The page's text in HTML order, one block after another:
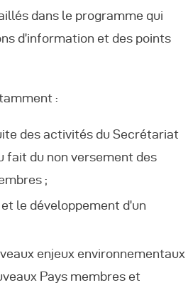
dans le programme qui
d’information et des points
:
des activités du Secrétariat
fait du non versement des
;
le développement d’un
enjeux environnementaux
Pays membres et